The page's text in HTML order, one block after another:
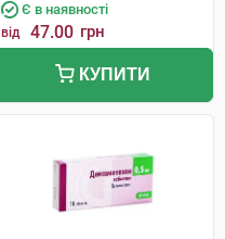
Є в наявності
від 47.00 грн
КУПИТИ